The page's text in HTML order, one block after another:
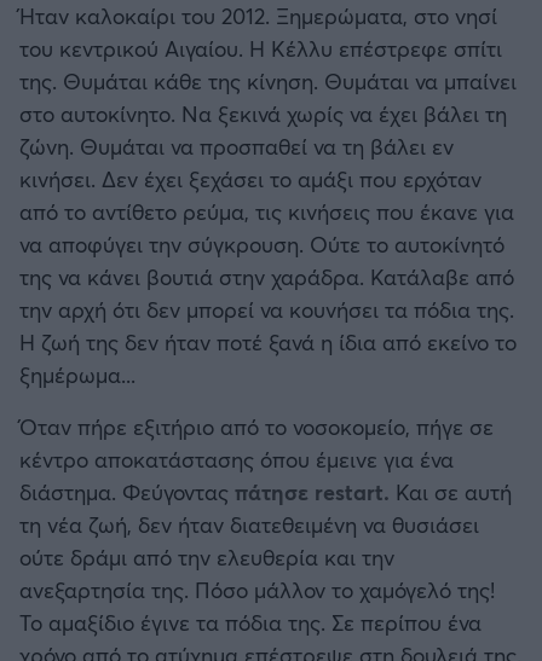
Ήταν καλοκαίρι του 2012. Ξημερώματα, στο νησί
του κεντρικού Αιγαίου. Η Κέλλυ επέστρεφε σπίτι
της. Θυμάται κάθε της κίνηση. Θυμάται να μπαίνει
στο αυτοκίνητο. Να ξεκινά χωρίς να έχει βάλει τη
ζώνη. Θυμάται να προσπαθεί να τη βάλει εν
κινήσει. Δεν έχει ξεχάσει το αμάξι που ερχόταν
από το αντίθετο ρεύμα, τις κινήσεις που έκανε για
να αποφύγει την σύγκρουση. Ούτε το αυτοκίνητό
της να κάνει βουτιά στην χαράδρα. Κατάλαβε από
την αρχή ότι δεν μπορεί να κουνήσει τα πόδια της.
Η ζωή της δεν ήταν ποτέ ξανά η ίδια από εκείνο το
ξημέρωμα...
Όταν πήρε εξιτήριο από το νοσοκομείο, πήγε σε
κέντρο αποκατάστασης όπου έμεινε για ένα
διάστημα. Φεύγοντας πάτησε restart. Και σε αυτή
τη νέα ζωή, δεν ήταν διατεθειμένη να θυσιάσει
ούτε δράμι από την ελευθερία και την
ανεξαρτησία της. Πόσο μάλλον το χαμόγελό της!
Το αμαξίδιο έγινε τα πόδια της. Σε περίπου ένα